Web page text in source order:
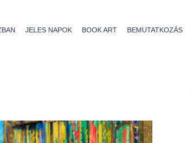
JELES NAPOK BOOK ART BEMUTATKOZÁS